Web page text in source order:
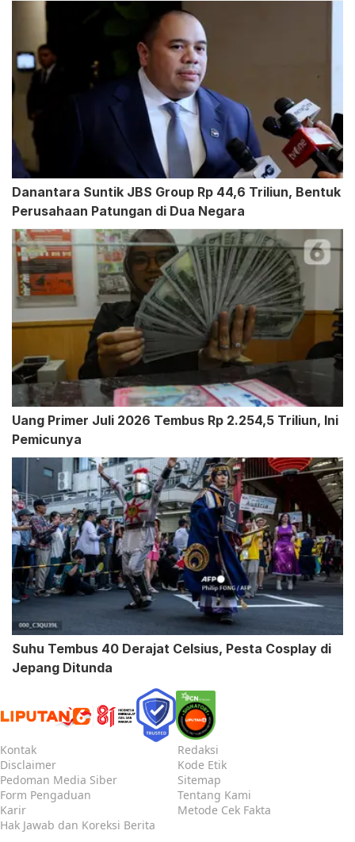
Danantara Suntik JBS Group Rp 44,6 Triliun, Bentuk
Perusahaan Patungan di Dua Negara
Uang Primer Juli 2026 Tembus Rp 2.254,5 Triliun, Ini
Pemicunya
Suhu Tembus 40 Derajat Celsius, Pesta Cosplay di
Jepang Ditunda
Kontak
Redaksi
Disclaimer
Kode Etik
Pedoman Media Siber
Sitemap
Form Pengaduan
Tentang Kami
Karir
Metode Cek Fakta
Hak Jawab dan Koreksi Berita